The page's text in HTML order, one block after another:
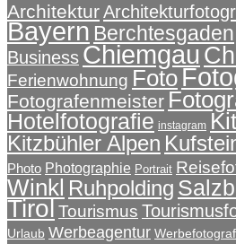
Architektur
Bayern Berchtesgaden
Business Chiemgau
Ferienwohnung Foto
Fotografenmeister
Hotelfotografie instagram
Kitzbühler Alpen
Photo Photographie Portrait
Winkl Ruhpolding
TirolTourismus
Urlaub Werbeagentur